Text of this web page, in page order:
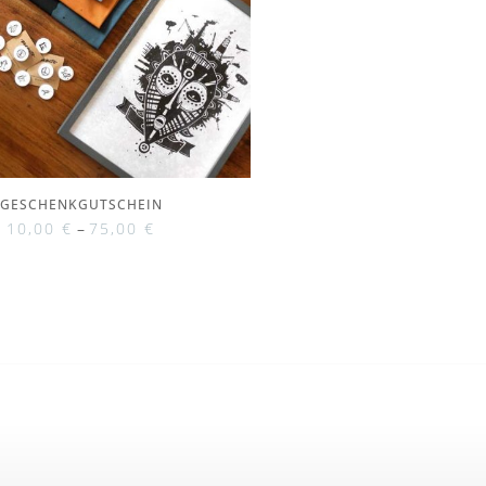
GESCHENKGUTSCHEIN
10,00€ – 75,00€